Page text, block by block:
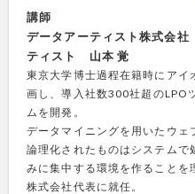
講師
データアーティスト株式会
ティスト 山本 覚
東京大学博士過程在籍時にアイ
画し、導入社数300社超のLPO
ムを開発。
データマイニングを用いたウェ
論理化されたものはシステム
みに集中する環境を作ることを
株式会社代表に就任。